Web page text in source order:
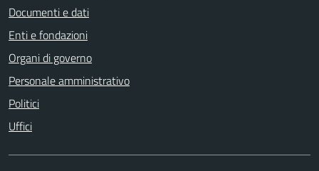
Documenti e dati
Enti e fondazioni
Organi di governo
Personale amministrativo
Politici
Uffici